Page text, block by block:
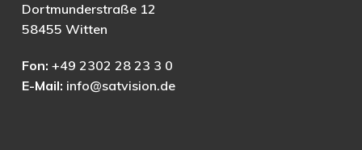
Dortmunderstraße 12
58455 Witten
Fon: +49 2302 28 23 3 0
E-Mail: info@satvision.de